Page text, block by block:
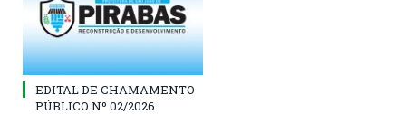
EDITAL DE CHAMAMENTO
PÚBLICO Nº 02/2026